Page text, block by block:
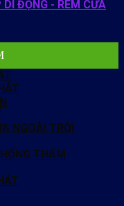
ĐỘNG - RÈM CỬA
NGOÀI TRỜI
THẤM